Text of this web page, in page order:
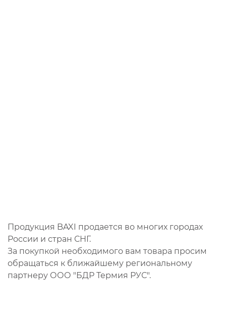
Продукция BAXI продается во многих городах
России и стран СНГ.
За покупкой необходимого вам товара просим
обращаться к ближайшему региональному
партнеру ООО "БДР Термия РУС".